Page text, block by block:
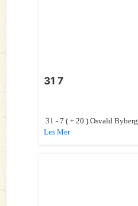
31 7
31 - 7 ( + 20 ) Osvald Byberg
Les Mer